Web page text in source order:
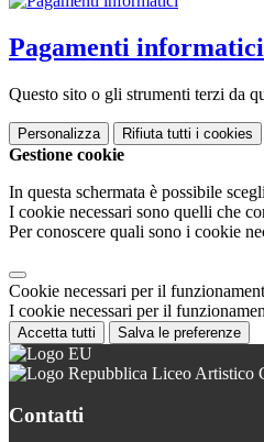
Pagamenti informatici
Questo sito o gli strumenti terzi da
Personalizza Rifiuta tutti i cookies
Gestione cookie
In questa schermata è possibile
I cookie necessari sono quelli che
Per conoscere quali sono i cookie
Cookie necessari per il
I cookie necessari per il
Accetta tutti Salva le preferenze
Liceo Artistico
Contatti